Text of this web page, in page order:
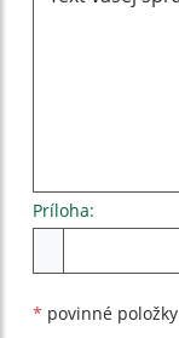
Príloha:
* povinné položky